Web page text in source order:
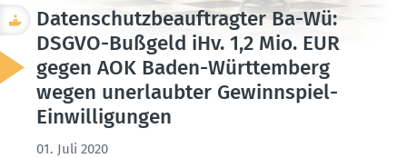
Daten­schutz­be­auf­tragter Ba-Wü:
DSGVO-Bußgeld iHv. 1,2 Mio. EUR
gegen AOK Baden-Württemberg
wegen unerlaubter Gewinn­spiel-
Einwil­li­gungen
01. Juli 2020